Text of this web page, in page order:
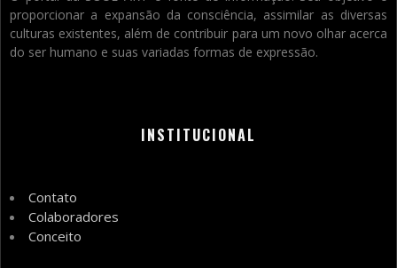
proporcionar a expansão da consciência, assimilar as diversas
culturas existentes, além de contribuir para um novo olhar acerca
do ser humano e suas variadas formas de expressão.
INSTITUCIONAL
Contato
Colaboradores
Conceito